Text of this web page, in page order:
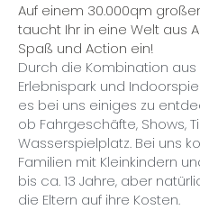
Auf einem 30.000qm
taucht Ihr in eine Welt aus
Spaß und Action ein!
Durch die Kombination
Erlebnispark und
es bei uns einiges zu
ob Fahrgeschäfte, Shows,
Wasserspielplatz. Bei uns
Familien mit Kleinkindern
bis ca. 13 Jahre, aber
die Eltern auf ihre Kosten.